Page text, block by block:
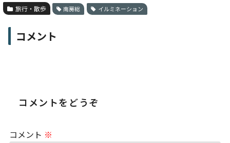
旅行・散歩 南房総 イルミネーション
コメント
コメントをどうぞ
コメント ※